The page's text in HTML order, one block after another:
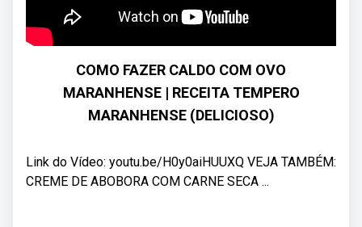
COMO FAZER CALDO COM OVO
MARANHENSE | RECEITA TEMPERO
MARANHENSE (DELICIOSO)
Link do Vídeo: youtu.be/H0y0aiHUUXQ VEJA TAMBÉM:
CREME DE ABOBORA COM CARNE SECA ...